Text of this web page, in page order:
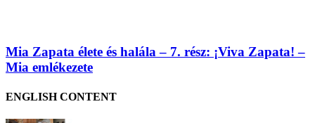
Mia Zapata élete és halála – 7. rész: ¡Viva Zapata! –
Mia emlékezete
ENGLISH CONTENT